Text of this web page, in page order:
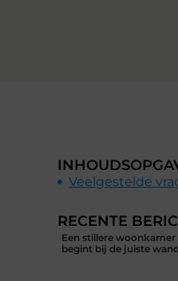
Veelgestelde
RECENTE
Een stillere woonkamer
begint bij de juiste wand